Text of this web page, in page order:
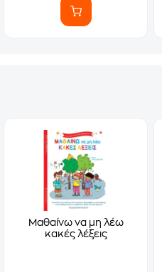
Μαθαίνω να μη λέω
κακές λέξεις